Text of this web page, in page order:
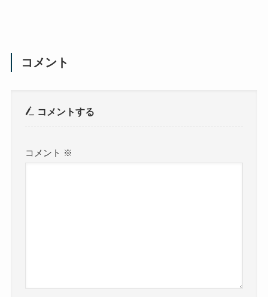
コメント
コメントする
コメント ※